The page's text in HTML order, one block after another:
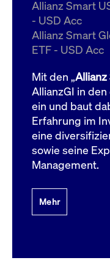
Allianz Smart
- USD Acc
Allianz Smart
ETF - USD Acc
Mit den „
AllianzGI in
ein und baut
Erfahrung im
eine
sowie seine
Management.
Mehr